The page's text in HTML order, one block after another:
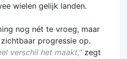
wielen gelijk landen.
nog nét te vroeg, maar
progressie op.
verschil het maakt,” zegt